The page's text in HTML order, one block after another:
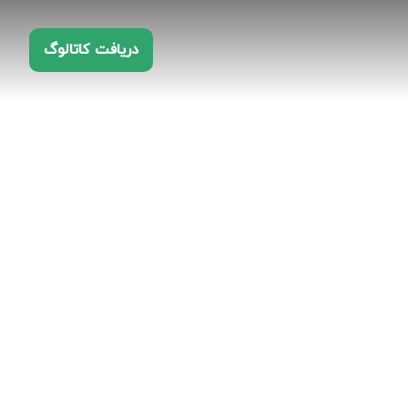
دریافت کاتالوگ